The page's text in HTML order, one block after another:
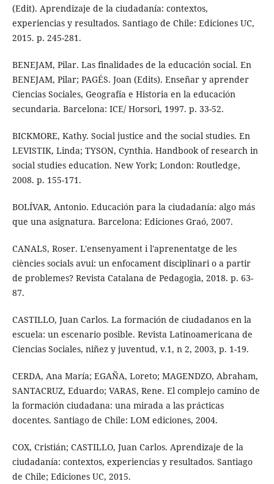
(Edit). Aprendizaje de la ciudadanía: contextos,
experiencias y resultados. Santiago de Chile: Ediciones UC,
2015. p. 245-281.
BENEJAM, Pilar. Las finalidades de la educación social. En
BENEJAM, Pilar; PAGÉS. Joan (Edits). Enseñar y aprender
Ciencias Sociales, Geografía e Historia en la educación
secundaria. Barcelona: ICE/ Horsori, 1997. p. 33-52.
BICKMORE, Kathy. Social justice and the social studies. En
LEVISTIK, Linda; TYSON, Cynthia. Handbook of research in
social studies education. New York; London: Routledge,
2008. p. 155-171.
BOLÍVAR, Antonio. Educación para la ciudadanía: algo más
que una asignatura. Barcelona: Ediciones Graó, 2007.
CANALS, Roser. L'ensenyament i l'aprenentatge de les
ciències socials avui: un enfocament disciplinari o a partir
de problemes? Revista Catalana de Pedagogia, 2018. p. 63-
87.
CASTILLO, Juan Carlos. La formación de ciudadanos en la
escuela: un escenario posible. Revista Latinoamericana de
Ciencias Sociales, niñez y juventud, v.1, n 2, 2003, p. 1-19.
CERDA, Ana María; EGAÑA, Loreto; MAGENDZO, Abraham,
SANTACRUZ, Eduardo; VARAS, Rene. El complejo camino de
la formación ciudadana: una mirada a las prácticas
docentes. Santiago de Chile: LOM ediciones, 2004.
COX, Cristián; CASTILLO, Juan Carlos. Aprendizaje de la
ciudadanía: contextos, experiencias y resultados. Santiago
de Chile; Ediciones UC, 2015.